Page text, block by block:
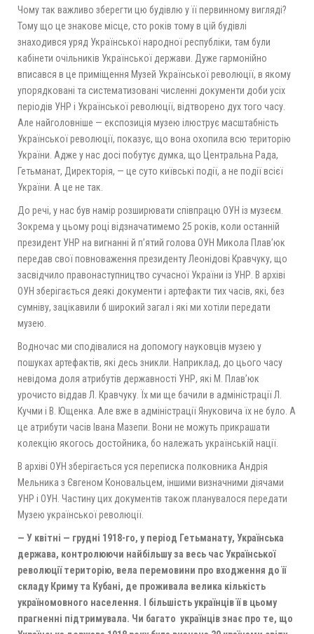
Чому так важливо зберегти цю будівлю у її первинному вигляді?
Тому що це знакове місце, сто років тому в цій будівлі
знаходився уряд Української народної республіки, там були
кабінети очільників Української держави. Дуже гармонійно
вписався в це приміщення Музей Української революції, в якому
упорядковані та систематизовані численні документи доби усіх
періодів УНР і Української революції, відтворено дух того часу.
Але найголовніше — експозиція музею ілюструє масштабність
Української революції, показує, що вона охопила всю територію
України. Адже у нас досі побутує думка, що Центральна Рада,
Гетьманат, Директорія, — це суто київські події, а не події всієї
України. А це не так.
До речі, у нас був намір розширювати співпрацю ОУН із музеєм.
Зокрема у цьому році відзначатимемо 25 років, коли останній
президент УНР на вигнанні й п’ятий голова ОУН Микола Плав’юк
передав свої повноваження президенту Леонідові Кравчуку, що
засвідчило правонаступництво сучасної України із УНР. В архіві
ОУН зберігається деякі документи і артефакти тих часів, які, без
сумніву, зацікавили б широкий загал і які ми хотіли передати
музею.
Водночас ми сподівалися на допомогу науковців музею у
пошуках артефактів, які десь зникли. Наприклад, до цього часу
невідома доля атрибутів державності УНР, які М. Плав’юк
урочисто віддав Л. Кравчуку. Їх ми ще бачили в адміністрації Л.
Кучми і В. Ющенка. Але вже в адміністрації Януковича їх не було. А
це атрибути часів Івана Мазепи. Вони не можуть прикрашати
колекцію якогось достойника, бо належать українській нації.
В архіві ОУН зберігається уся переписка полковника Андрія
Мельника з Євгеном Коновальцем, іншими визначними діячами
УНР і ОУН. Частину цих документів також планувалося передати
Музею української революції.
— У квітні — грудні 1918-го, у період Гетьманату, Українська
держава, контролюючи найбільшу за весь час Української
революції територію, вела перемовини про входження до її
складу Криму та Кубані, де проживала велика кількість
україномовного населення. І більшість українців її в цьому
прагненні підтримувала. Чи багато українців знає про те, що